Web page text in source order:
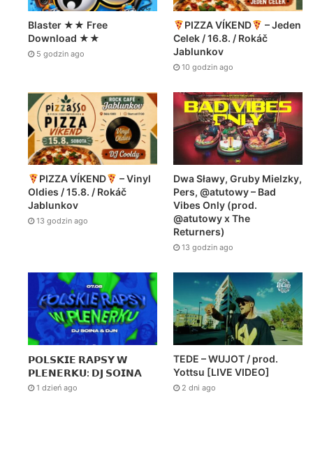
Blaster ★★ Free
Download ★★
5 godzin ago
PIZZA VÍKEND
– Jeden
Celek / 16.8. / Rokáč
Jablunkov
10 godzin ago
PIZZA VÍKEND
– Vinyl
Oldies / 15.8. / Rokáč
Jablunkov
13 godzin ago
Dwa Sławy, Gruby Mielzky,
Pers, @atutowy – Bad
Vibes Only (prod.
@atutowy x The
Returners)
13 godzin ago
𝗣𝗢𝗟𝗦𝗞𝗜𝗘 𝗥𝗔𝗣𝗦𝗬 𝗪
𝗣𝗟𝗘𝗡𝗘𝗥𝗞𝗨: 𝗗𝗝 𝗦𝗢𝗜𝗡𝗔
1 dzień ago
TEDE – WUJOT / prod.
Yottsu [LIVE VIDEO]
2 dni ago